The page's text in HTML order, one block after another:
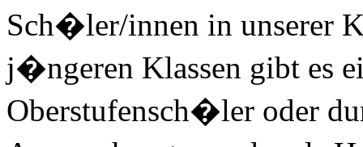
Sch�ler/innen in unserer
j�ngeren Klassen gibt es
Oberstufensch�ler oder